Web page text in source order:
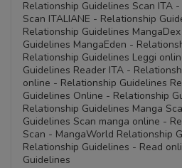
Relationship Guidelines Scan ITA
Scan ITALIANE - Relationship
Relationship Guidelines
Guidelines MangaEden -
Relationship Guidelines Leggi
Guidelines Reader ITA -
online - Relationship Guidelines
Guidelines Online - Relationship
Relationship Guidelines Manga
Guidelines Scan manga online -
Scan - MangaWorld Relationship
Relationship Guidelines - Read
Guidelines